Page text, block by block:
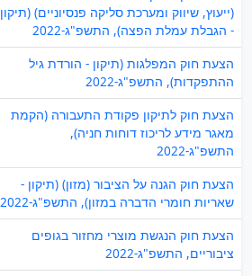
(ייעוץ, שיווק ומערכת סליקה פנסיוניים) (תיקון
- הגבלת עמלת הפצה), התשפ"ג-2022
הצעת חוק המפלגות (תיקון - הורדת גיל
ההתפקדות), התשפ"ג-2022
הצעת חוק לתיקון פקודת התעבורה (הקמת
מאגר מידע לריכוז דוחות חניה),
התשפ"ג-2022
הצעת חוק הגנה על הציבור (מזון) (תיקון -
שאריות חומרי הדברה במזון), התשפ"ג-2022
הצעת חוק הנגשת מוצרי מחזור בגופים
ציבוריים, התשפ"ג-2022